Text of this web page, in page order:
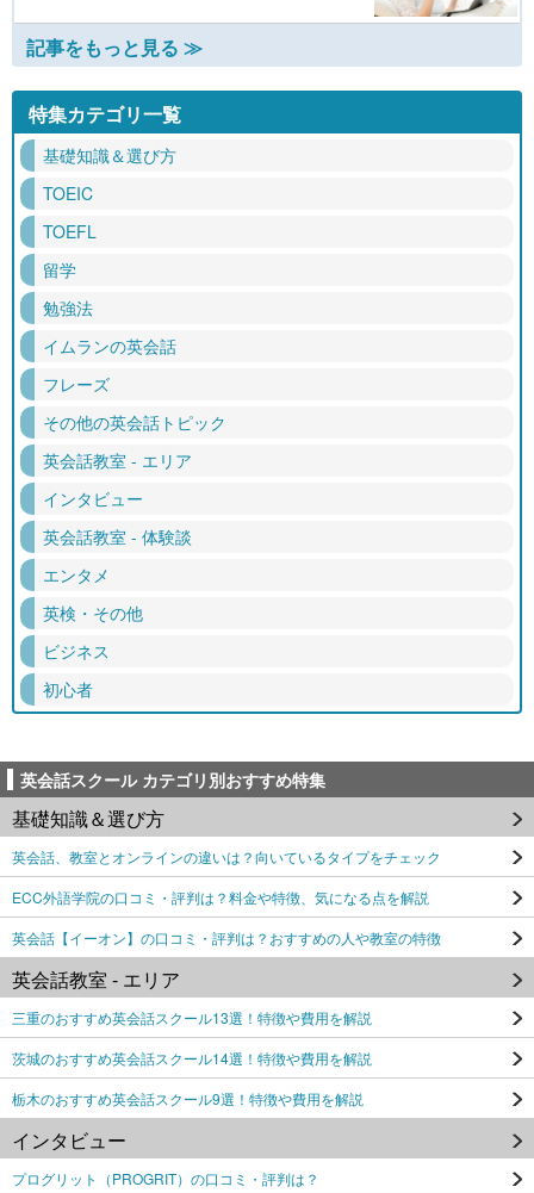
記事をもっと見る ≫
特集カテゴリ一覧
基礎知識＆選び方
TOEIC
TOEFL
留学
勉強法
イムランの英会話
フレーズ
その他の英会話トピック
英会話教室 - エリア
インタビュー
英会話教室 - 体験談
エンタメ
英検・その他
ビジネス
初心者
英会話スクール カテゴリ別おすすめ特集
基礎知識＆選び方
英会話、教室とオンラインの違いは？向いているタイプをチェック
ECC外語学院の口コミ・評判は？料金や特徴、気になる点を解説
英会話【イーオン】の口コミ・評判は？おすすめの人や教室の特徴
英会話教室 - エリア
三重のおすすめ英会話スクール13選！特徴や費用を解説
茨城のおすすめ英会話スクール14選！特徴や費用を解説
栃木のおすすめ英会話スクール9選！特徴や費用を解説
インタビュー
プログリット（PROGRIT）の口コミ・評判は？